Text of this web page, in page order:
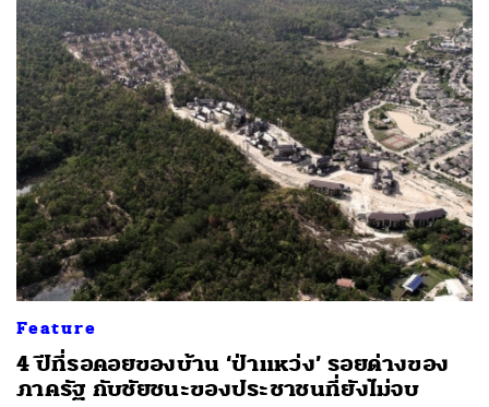
Feature
4 ปีที่รอคอยของบ้าน ‘ป่าแหว่ง’ รอยด่างของ
ภาครัฐ กับชัยชนะของประชาชนที่ยังไม่จบ